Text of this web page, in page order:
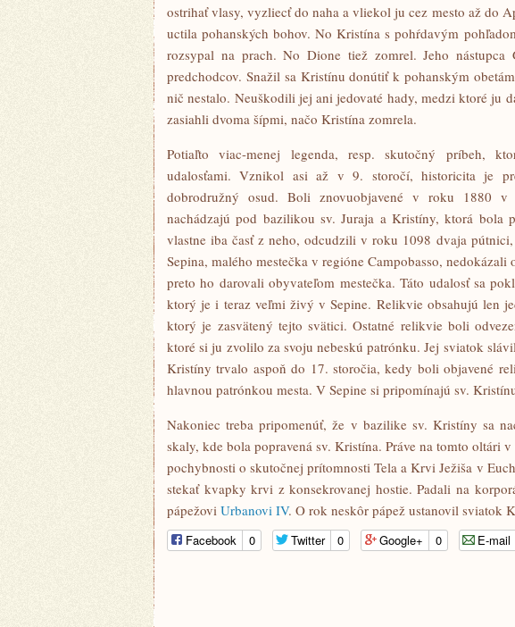
ostrihať vlasy, vyzliecť do naha a vliekol ju cez mesto až do
uctila pohanských bohov. No Kristína s pohŕdavým
rozsypal na prach. No Dione tiež zomrel. Jeho
predchodcov. Snažil sa Kristínu donútiť k pohanským
nič nestalo. Neuškodili jej ani jedovaté hady, medzi ktoré ju
zasiahli dvoma šípmi, načo Kristína zomrela.
Potiaľto viac-menej legenda, resp. skutočný príbeh,
udalosťami. Vznikol asi až v 9. storočí, historicita je
dobrodružný osud. Boli znovuobjavené v roku 1880 v
nachádzajú pod bazilikou sv. Juraja a Kristíny, ktorá bola
vlastne iba časť z neho, odcudzili v roku 1098 dvaja
Sepina, malého mestečka v regióne Campobasso,
preto ho darovali obyvateľom mestečka. Táto udalosť sa
ktorý je i teraz veľmi živý v Sepine. Relikvie obsahujú len
ktorý je zasvätený tejto svätici. Ostatné relikvie boli
ktoré si ju zvolilo za svoju nebeskú patrónku. Jej sviatok
Kristíny trvalo aspoň do 17. storočia, kedy boli objavené
hlavnou patrónkou mesta. V Sepine si pripomínajú sv.
Nakoniec treba pripomenúť, že v bazilike sv. Kristíny sa
skaly, kde bola popravená sv. Kristína. Práve na tomto oltári
pochybnosti o skutočnej prítomnosti Tela a Krvi Ježiša v
stekať kvapky krvi z konsekrovanej hostie. Padali na
pápežovi Urbanovi IV. O rok neskôr pápež ustanovil sviatok
Facebook 0 Twitter 0 Google+ 0 E-mail